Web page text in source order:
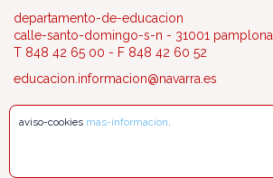
departamento-de-educacion
calle-santo-domingo-s-n - 31001 pamplona
T 848 42 65 00 - F 848 42 60 52
educacion.informacion@navarra.es
aviso-cookies mas-informacion.